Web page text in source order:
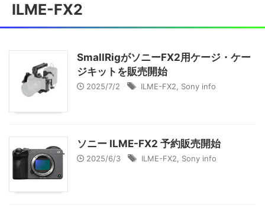
ILME-FX2
SmallRigがソニーFX2用ケージ・ケー
ジキットを販売開始
2025/7/2 ILME-FX2 Sony info
ソニー ILME-FX2 予約販売開始
2025/6/3 ILME-FX2 Sony info